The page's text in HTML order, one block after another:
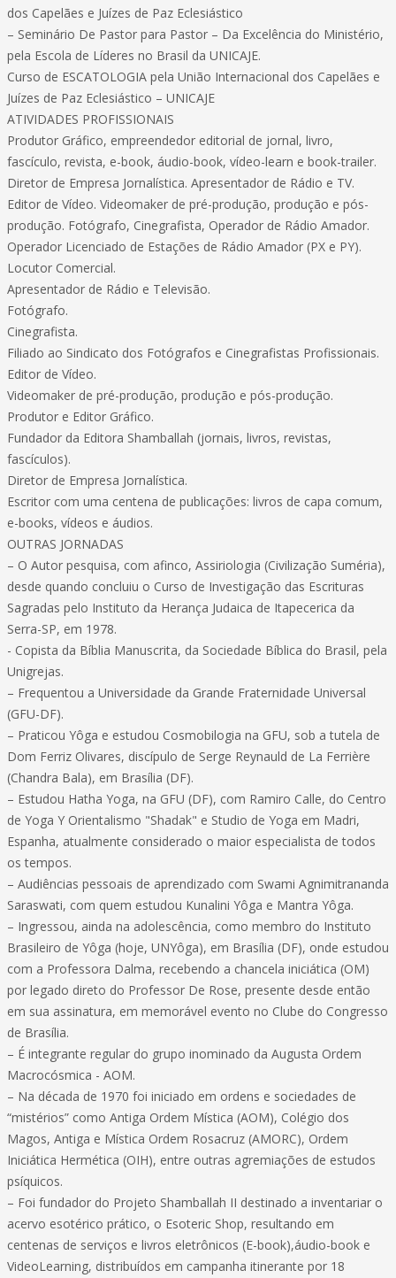
dos Capelães e Juízes de Paz Eclesiástico
– Seminário De Pastor para Pastor – Da Excelência do Ministério,
pela Escola de Líderes no Brasil da UNICAJE.
Curso de ESCATOLOGIA pela União Internacional dos Capelães e
Juízes de Paz Eclesiástico – UNICAJE
ATIVIDADES PROFISSIONAIS
Produtor Gráfico, empreendedor editorial de jornal, livro,
fascículo, revista, e-book, áudio-book, vídeo-learn e book-trailer.
Diretor de Empresa Jornalística. Apresentador de Rádio e TV.
Editor de Vídeo. Videomaker de pré-produção, produção e pós-
produção. Fotógrafo, Cinegrafista, Operador de Rádio Amador.
Operador Licenciado de Estações de Rádio Amador (PX e PY).
Locutor Comercial.
Apresentador de Rádio e Televisão.
Fotógrafo.
Cinegrafista.
Filiado ao Sindicato dos Fotógrafos e Cinegrafistas Profissionais.
Editor de Vídeo.
Videomaker de pré-produção, produção e pós-produção.
Produtor e Editor Gráfico.
Fundador da Editora Shamballah (jornais, livros, revistas,
fascículos).
Diretor de Empresa Jornalística.
Escritor com uma centena de publicações: livros de capa comum,
e-books, vídeos e áudios.
OUTRAS JORNADAS
– O Autor pesquisa, com afinco, Assiriologia (Civilização Suméria),
desde quando concluiu o Curso de Investigação das Escrituras
Sagradas pelo Instituto da Herança Judaica de Itapecerica da
Serra-SP, em 1978.
- Copista da Bíblia Manuscrita, da Sociedade Bíblica do Brasil, pela
Unigrejas.
– Frequentou a Universidade da Grande Fraternidade Universal
(GFU-DF).
– Praticou Yôga e estudou Cosmobilogia na GFU, sob a tutela de
Dom Ferriz Olivares, discípulo de Serge Reynauld de La Ferrière
(Chandra Bala), em Brasília (DF).
– Estudou Hatha Yoga, na GFU (DF), com Ramiro Calle, do Centro
de Yoga Y Orientalismo "Shadak" e Studio de Yoga em Madri,
Espanha, atualmente considerado o maior especialista de todos
os tempos.
– Audiências pessoais de aprendizado com Swami Agnimitrananda
Saraswati, com quem estudou Kunalini Yôga e Mantra Yôga.
– Ingressou, ainda na adolescência, como membro do Instituto
Brasileiro de Yôga (hoje, UNYôga), em Brasília (DF), onde estudou
com a Professora Dalma, recebendo a chancela iniciática (OM)
por legado direto do Professor De Rose, presente desde então
em sua assinatura, em memorável evento no Clube do Congresso
de Brasília.
– É integrante regular do grupo inominado da Augusta Ordem
Macrocósmica - AOM.
– Na década de 1970 foi iniciado em ordens e sociedades de
“mistérios” como Antiga Ordem Mística (AOM), Colégio dos
Magos, Antiga e Mística Ordem Rosacruz (AMORC), Ordem
Iniciática Hermética (OIH), entre outras agremiações de estudos
psíquicos.
– Foi fundador do Projeto Shamballah II destinado a inventariar o
acervo esotérico prático, o Esoteric Shop, resultando em
centenas de serviços e livros eletrônicos (E-book),áudio-book e
VideoLearning, distribuídos em campanha itinerante por 18